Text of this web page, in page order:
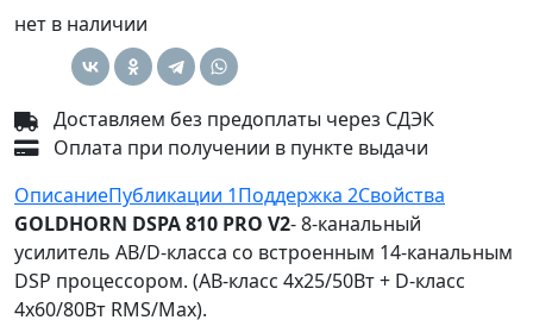
нет в наличии
Доставляем без предоплаты через СДЭК
Оплата при получении в пункте выдачи
ОписаниеПубликации 1Поддержка 2Свойства
GOLDHORN DSPA 810 PRO V2- 8-канальный
усилитель AB/D-класса со встроенным 14-канальным
DSP процессором. (AB-класс 4х25/50Вт + D-класс
4х60/80Вт RMS/Max).